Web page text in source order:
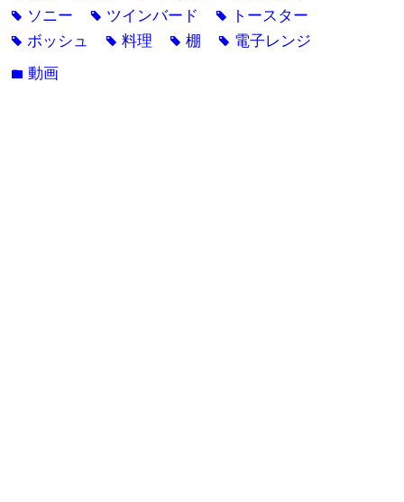
tag ソニー tag ツインバード tag トースター
tag ボッシュ tag料理 tag棚 tag 電子レンジ
folder動画